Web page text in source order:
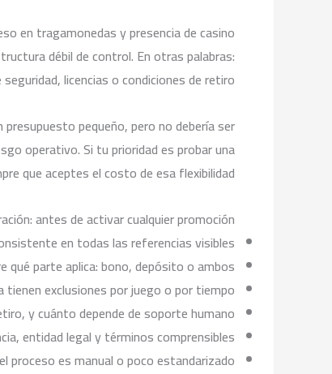
en tragamonedas y presencia de casino
débil de control. En otras palabras:
licencias o condiciones de retiro.
pequeño, pero no debería ser
operativo. Si tu prioridad es probar una
que aceptes el costo de esa flexibilidad.
antes de activar cualquier promoción
en todas las referencias visibles.
parte aplica: bono, depósito o ambos.
exclusiones por juego o por tiempo.
y cuánto depende de soporte humano.
entidad legal y términos comprensibles.
es manual o poco estandarizado.